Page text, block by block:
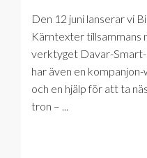
Den 12 juni lanserar vi
Kärntexter tillsammans
verktyget Davar-Smart-
har även en
och en hjälp för att ta
tron – ...